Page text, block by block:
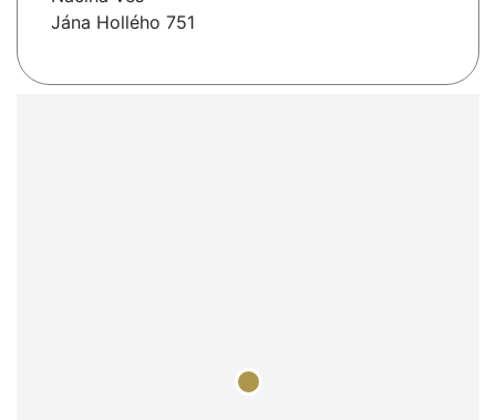
Jána Hollého 751